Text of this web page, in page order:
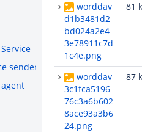
sender e-post på vegne av ditt
worddav
d1b3481d2
bd024a2e4
3e78911c7d
1c4e.png
81
worddav
3c1fca5196
76c3a6b602
8ace93a3b6
24.png
87